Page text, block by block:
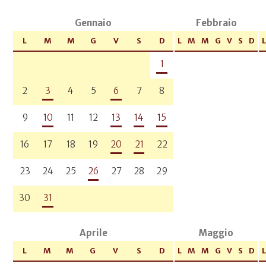
Gennaio
L M M G V S D
1
2 3 4 5 6 7 8
9 10 11 12 13 14 15
16 17 18 19 20 21 22
23 24 25 26 27 28 29
30 31
Febbraio
L M M G V S D L
Aprile
L M M G V S D
Maggio
L M M G V S D L